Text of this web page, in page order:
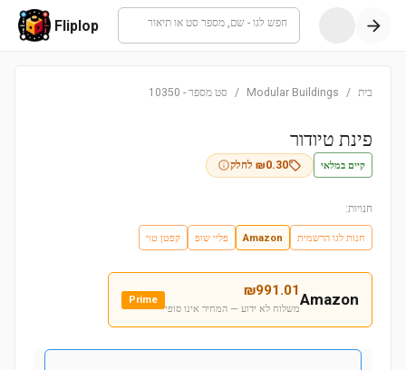
חפש לגו - שם, מספר סט או תיאור Fliplop
בית /
Modular Buildings
/ סט מספר -
10350
פינת טיודור
קיים במלאי ₪0.30 לחלק
חנויות:
חנות לגו הרשמית Amazon פליי שופ קפטן טוי
Amazon
₪991.01
משלוח לא ידוע — המחיר אינו סופי
Prime